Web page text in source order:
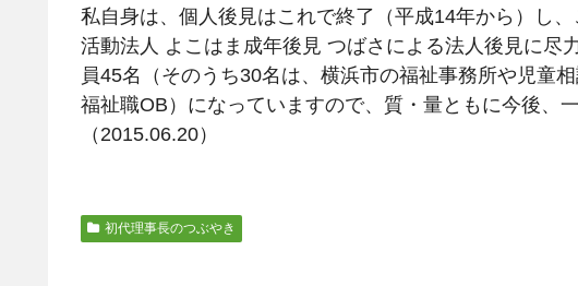
私自身は、個人後見はこれで終了（平成14年から）し
活動法人 よこはま成年後見 つばさによる法人後見に尽
員45名（そのうち30名は、横浜市の福祉事務所や児童
福祉職OB）になっていますので、質・量ともに今後、
（2015.06.20）
初代理事長のつぶやき